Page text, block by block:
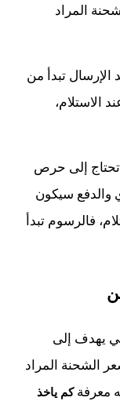
المراد
الإرسال تبدأ من
الاستلام،
تحتاج إلى حرص
60 ريال سعودي والدفع سيكون
فالرسوم تبدأ
يهدف إلى
الشحنة المراد
معرفةكم ياخذ